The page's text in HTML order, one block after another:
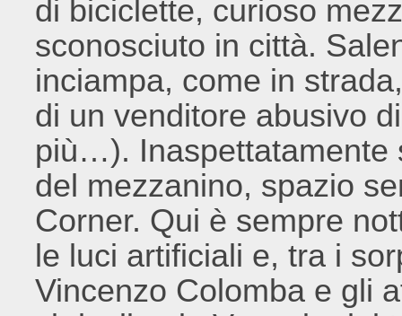
di biciclette, curioso
sconosciuto in città.
inciampa, come in
di un venditore abusivo
più…). Inaspettatamente
del mezzanino, spazio
Corner. Qui è sempre
le luci artificiali e, tra i
Vincenzo Colomba e gli